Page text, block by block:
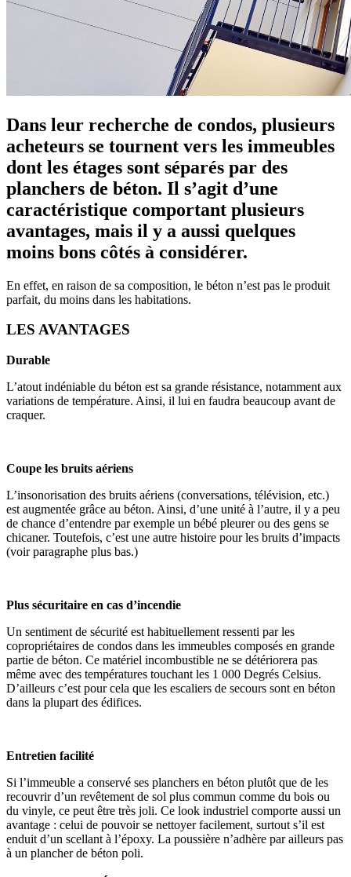
Dans leur recherche de condos, plusieurs
acheteurs se tournent vers les immeubles
dont les étages sont séparés par des
planchers de béton. Il s’agit d’une
caractéristique comportant plusieurs
avantages, mais il y a aussi quelques
moins bons côtés à considérer.
En effet, en raison de sa composition, le béton n’est pas le produit
parfait, du moins dans les habitations.
LES AVANTAGES
Durable
L’atout indéniable du béton est sa grande résistance, notamment aux
variations de température. Ainsi, il lui en faudra beaucoup avant de
craquer.
Coupe les bruits aériens
L’insonorisation des bruits aériens (conversations, télévision, etc.)
est augmentée grâce au béton. Ainsi, d’une unité à l’autre, il y a peu
de chance d’entendre par exemple un bébé pleurer ou des gens se
chicaner. Toutefois, c’est une autre histoire pour les bruits d’impacts
(voir paragraphe plus bas.)
Plus sécuritaire en cas d’incendie
Un sentiment de sécurité est habituellement ressenti par les
copropriétaires de condos dans les immeubles composés en grande
partie de béton. Ce matériel incombustible ne se détériorera pas
même avec des températures touchant les 1 000 Degrés Celsius.
D’ailleurs c’est pour cela que les escaliers de secours sont en béton
dans la plupart des édifices.
Entretien facilité
Si l’immeuble a conservé ses planchers en béton plutôt que de les
recouvrir d’un revêtement de sol plus commun comme du bois ou
du vinyle, ce peut être très joli. Ce look industriel comporte aussi un
avantage : celui de pouvoir se nettoyer facilement, surtout s’il est
enduit d’un scellant à l’époxy. La poussière n’adhère par ailleurs pas
à un plancher de béton poli.